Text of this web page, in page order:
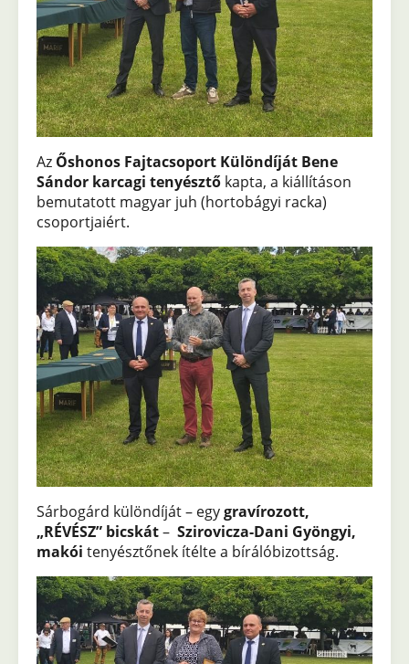
Az Őshonos Fajtacsoport Különdíját Bene
Sándor karcagi tenyésztő kapta, a kiállításon
bemutatott magyar juh (hortobágyi racka)
csoportjaiért.
Sárbogárd különdíját – egygravírozott,
„RÉVÉSZ” bicskát– Szirovicza-Dani Gyöngyi,
makói tenyésztőnek ítélte a bírálóbizottság.